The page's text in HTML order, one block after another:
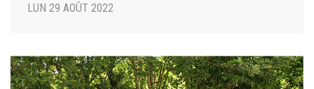
LUN 29 AOÛT 2022